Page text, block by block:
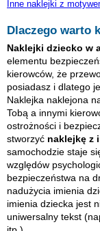
Inne naklejki z
Dlaczego warto
Naklejki dziecko w
elementu
kierowców, że
posiadasz i dlatego
Naklejka naklejona
Tobą a innymi
ostrożności i
stworzyć naklejkę z
samochodzie staje
względów
bezpieczeństwa na
nadużycia imienia
imienia dziecka jest
uniwersalny tekst